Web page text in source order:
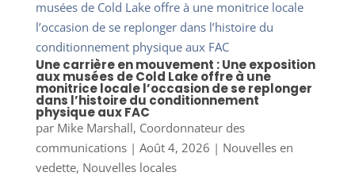
Une carrière en mouvement : Une exposition
aux musées de Cold Lake offre à une
monitrice locale l’occasion de se replonger
dans l’histoire du conditionnement
physique aux FAC
par Mike Marshall, Coordonnateur des
communications| Août 4, 2026 | Nouvelles en
vedette, Nouvelles locales